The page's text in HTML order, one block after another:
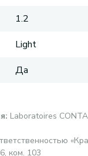
1.2
Light
Да
: Laboratoires
ком. 103